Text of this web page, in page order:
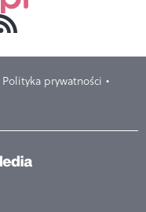
Polityka prywatności